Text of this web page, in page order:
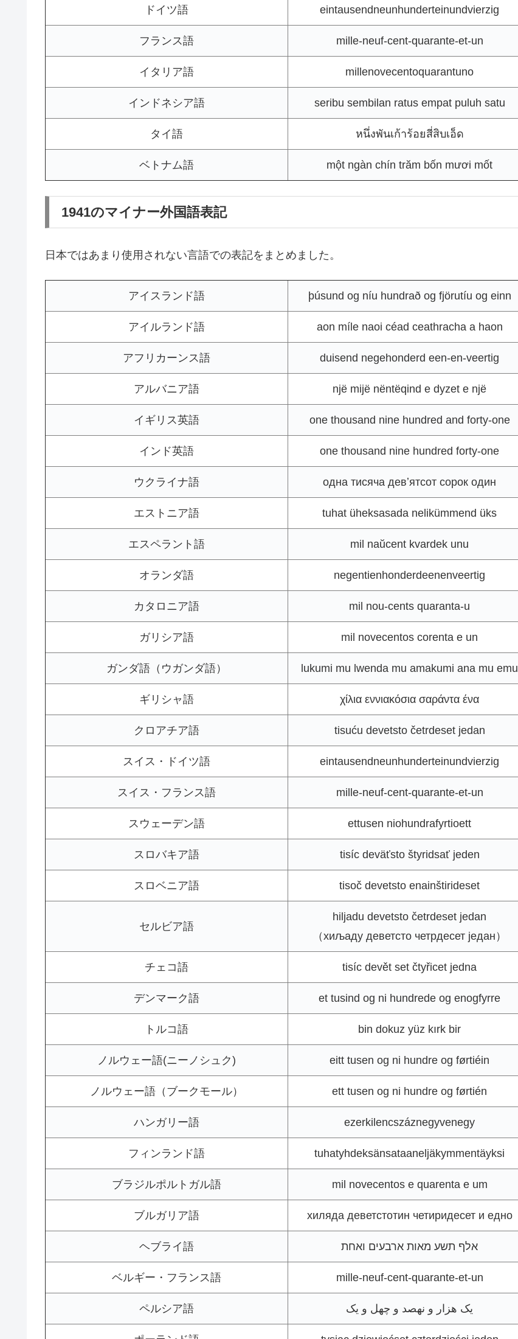
ドイツ語 eintausendneunhunderteinundvierzig
フランス語 mille-neuf-cent-quarante-et-un
イタリア語 millenovecentoquarantuno
インドネシア語 seribu sembilan ratus empat puluh satu
タイ語 หนึ่งพันเก้าร้อยสี่สิบเอ็ด
ベトナム語 một ngàn chín trăm bốn mươi mốt
1941のマイナー外国語表記
日本ではあまり使用されない言語での表記をまとめました。
アイスランド語 þúsund og níu hundrað og fjörutíu og einn
アイルランド語 aon míle naoi céad ceathracha a haon
アフリカーンス語 duisend negehonderd een-en-veertig
アルバニア語 një mijë nëntëqind e dyzet e një
イギリス英語 one thousand nine hundred and forty-one
インド英語 one thousand nine hundred forty-one
ウクライナ語 одна тисяча девʼятсот сорок один
エストニア語 tuhat üheksasada nelikümmend üks
エスペラント語 mil naŭcent kvardek unu
オランダ語 negentienhonderdeenenveertig
カタロニア語 mil nou-cents quaranta-u
ガリシア語 mil novecentos corenta e un
ガンダ語（ウガンダ語） lukumi mu lwenda mu amakumi ana mu emu
ギリシャ語 χίλια εννιακόσια σαράντα ένα
クロアチア語 tisuću devetsto četrdeset jedan
スイス・ドイツ語 eintausendneunhunderteinundvierzig
スイス・フランス語 mille-neuf-cent-quarante-et-un
スウェーデン語 ettusen niohundrafyrtioett
スロバキア語 tisíc deväťsto štyridsať jeden
スロベニア語 tisoč devetsto enainštirideset
セルビア語
hiljadu devetsto četrdeset jedan
（хиљаду деветсто четрдесет један）
チェコ語 tisíc devět set čtyřicet jedna
デンマーク語 et tusind og ni hundrede og enogfyrre
トルコ語 bin dokuz yüz kırk bir
ノルウェー語(ニーノシュク) eitt tusen og ni hundre og førtiéin
ノルウェー語（ブークモール） ett tusen og ni hundre og førtién
ハンガリー語 ezerkilencszáznegyvenegy
フィンランド語 tuhatyhdeksänsataaneljäkymmentäyksi
ブラジルポルトガル語 mil novecentos e quarenta e um
ブルガリア語 хиляда деветстотин четиридесет и едно
ヘブライ語 אלף תשע מאות ארבעים ואחת
ベルギー・フランス語 mille-neuf-cent-quarante-et-un
ペルシア語 یک هزار و نهصد و چهل و یک